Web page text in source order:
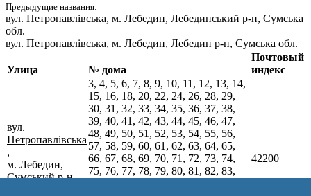
Предыдущие названия:
вул. Петропавлівська, м. Лебедин, Лебединський р-н, Сумська
обл.
вул. Петропавлівська, м. Лебедин, Лебедин р-н, Сумська обл.
Улица № дома
Почтовый
индекс
вул.
Петропавлівська
,
м. Лебедин,
Сумський р-н,
3, 4, 5, 6, 7, 8, 9, 10, 11, 12, 13, 14,
15, 16, 18, 20, 22, 24, 26, 28, 29,
30, 31, 32, 33, 34, 35, 36, 37, 38,
39, 40, 41, 42, 43, 44, 45, 46, 47,
48, 49, 50, 51, 52, 53, 54, 55, 56,
57, 58, 59, 60, 61, 62, 63, 64, 65,
66, 67, 68, 69, 70, 71, 72, 73, 74,
75, 76, 77, 78, 79, 80, 81, 82, 83,
42200